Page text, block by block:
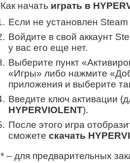
Как начать играть в
Если не установлен
Войдите в свой аккаунт
у вас его еще нет.
Выберите пункт
«Игры» либо нажмите
приложения и выберите
Введите ключ активации
HYPERVIOLENT).
После этого игра
сможете скачать
* – для предварительных